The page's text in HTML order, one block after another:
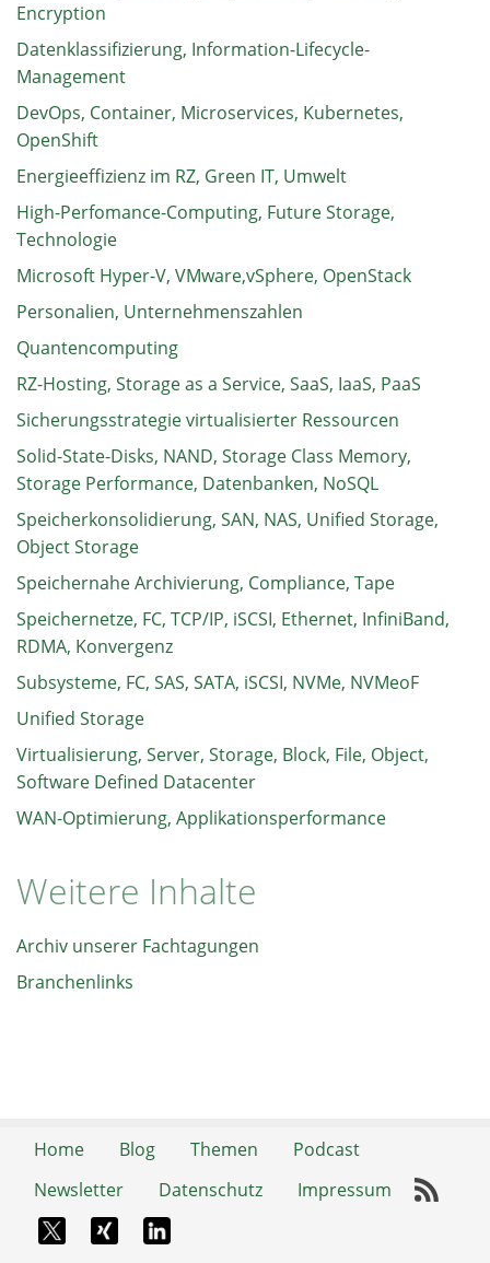
Encryption
Datenklassifizierung, Information-Lifecycle-
Management
DevOps, Container, Microservices, Kubernetes,
OpenShift
Energieeffizienz im RZ, Green IT, Umwelt
High-Perfomance-Computing, Future Storage,
Technologie
Microsoft Hyper-V, VMware,vSphere, OpenStack
Personalien, Unternehmenszahlen
Quantencomputing
RZ-Hosting, Storage as a Service, SaaS, IaaS, PaaS
Sicherungsstrategie virtualisierter Ressourcen
Solid-State-Disks, NAND, Storage Class Memory,
Storage Performance, Datenbanken, NoSQL
Speicherkonsolidierung, SAN, NAS, Unified Storage,
Object Storage
Speichernahe Archivierung, Compliance, Tape
Speichernetze, FC, TCP/IP, iSCSI, Ethernet, InfiniBand,
RDMA, Konvergenz
Subsysteme, FC, SAS, SATA, iSCSI, NVMe, NVMeoF
Unified Storage
Virtualisierung, Server, Storage, Block, File, Object,
Software Defined Datacenter
WAN-Optimierung, Applikationsperformance
Weitere Inhalte
Archiv unserer Fachtagungen
Branchenlinks
Home Blog Themen
Podcast
Newsletter
Datenschutz Impressum
X-TwitterXing